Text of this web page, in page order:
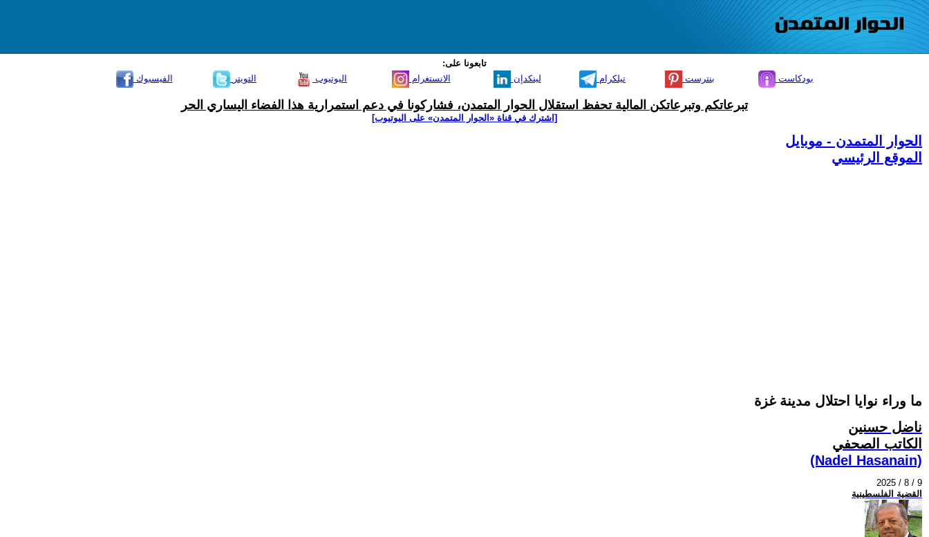
تابعونا على:
الفيسبوك
التويتر اليوتيوب الانستغرام لينكدإن تيلكرام بنترست بودكاست
تبرعاتكم وتبرعاتكن المالية تحفظ استقلال الحوار المتمدن، فشاركونا في دعم استمرارية هذا الفضاء اليساري الحر
[اشترك في قناة ‫«الحوار المتمدن» على اليوتيوب]
الحوار المتمدن - موبايل
الموقع الرئيسي
ما وراء نوايا احتلال مدينة غزة
ناضل حسنين
الكاتب الصحفي
(Nadel Hasanain)
2025 / 8 / 9
القضية الفلسطينية